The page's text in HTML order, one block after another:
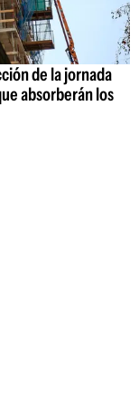
de la jornada
absorberán los